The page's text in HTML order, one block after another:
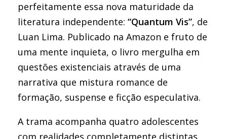
perfeitamente essa nova maturidade da
literatura independente: “Quantum Vis”, de
Luan Lima. Publicado na Amazon e fruto de
uma mente inquieta, o livro mergulha em
questões existenciais através de uma
narrativa que mistura romance de
formação, suspense e ficção especulativa.
A trama acompanha quatro adolescentes
com realidades completamente distintas